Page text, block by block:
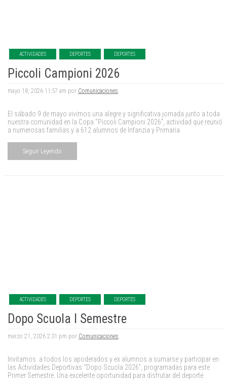
ACTIVIDADES DEPORTES DEPORTES
Piccoli Campioni 2026
mayo 18, 2026 11:57 am por Comunicaciones.
El sábado 9 de mayo vivimos una alegre y significativa jornada junto a toda
nuestra comunidad en la Copa “Piccoli Campioni 2026”, actividad que reunió
a numerosas familias y a 612 alumnos de Infanzia y Primaria.
Seguir Leyendo
ACTIVIDADES DEPORTES DEPORTES
Dopo Scuola I Semestre
marzo 21, 2026 2:31 pm por Comunicaciones.
Invitamos a todos los apoderados y ex alumnos a sumarse y participar en
las Actividades Deportivas “Dopo Scuola 2026”, programadas para este
Primer Semestre. Una excelente oportunidad para disfrutar del deporte.